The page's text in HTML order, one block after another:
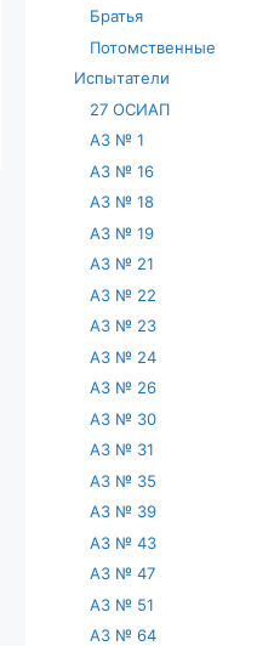
Братья
Потомственные
Испытатели
27 ОСИАП
АЗ № 1
АЗ № 16
АЗ № 18
АЗ № 19
АЗ № 21
АЗ № 22
АЗ № 23
АЗ № 24
АЗ № 26
АЗ № 30
АЗ № 31
АЗ № 35
АЗ № 39
АЗ № 43
АЗ № 47
АЗ № 51
АЗ № 64